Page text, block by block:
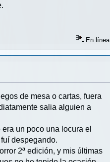
En línea
de mesa o cartas, fuera
salia alguien a
un poco una locura el
despegando.
2ª edición, y mis últimas